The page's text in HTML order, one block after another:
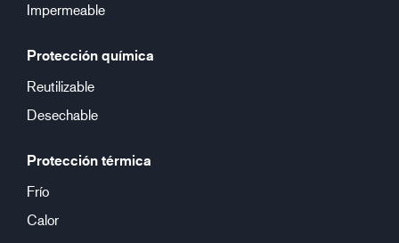
Impermeable
Protección química
Reutilizable
Desechable
Protección térmica
Frío
Calor